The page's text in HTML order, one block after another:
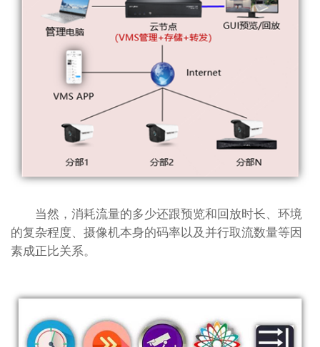
当然，消耗流量的多少还跟预览和回放时长、环境
的复杂程度、摄像机本身的码率以及并行取流数量等因
素成正比关系。